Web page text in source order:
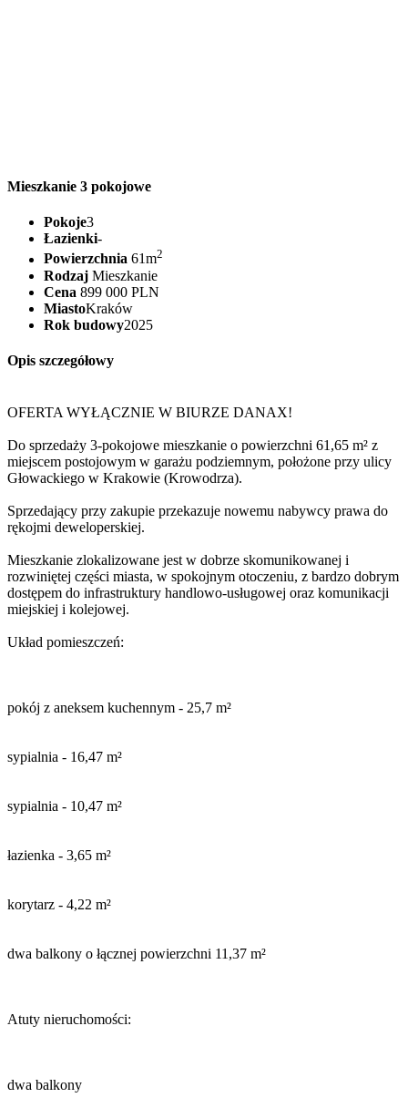
Mieszkanie 3 pokojowe
Pokoje3
Łazienki-
Powierzchnia 61m2
Rodzaj Mieszkanie
Cena 899 000 PLN
MiastoKraków
Rok budowy2025
Opis szczegółowy
OFERTA WYŁĄCZNIE W BIURZE DANAX!
Do sprzedaży 3-pokojowe mieszkanie o powierzchni 61,65 m² z
miejscem postojowym w garażu podziemnym, położone przy ulicy
Głowackiego w Krakowie (Krowodrza).
Sprzedający przy zakupie przekazuje nowemu nabywcy prawa do
rękojmi deweloperskiej.
Mieszkanie zlokalizowane jest w dobrze skomunikowanej i
rozwiniętej części miasta, w spokojnym otoczeniu, z bardzo dobrym
dostępem do infrastruktury handlowo-usługowej oraz komunikacji
miejskiej i kolejowej.
Układ pomieszczeń:
pokój z aneksem kuchennym - 25,7 m²
sypialnia - 16,47 m²
sypialnia - 10,47 m²
łazienka - 3,65 m²
korytarz - 4,22 m²
dwa balkony o łącznej powierzchni 11,37 m²
Atuty nieruchomości:
dwa balkony